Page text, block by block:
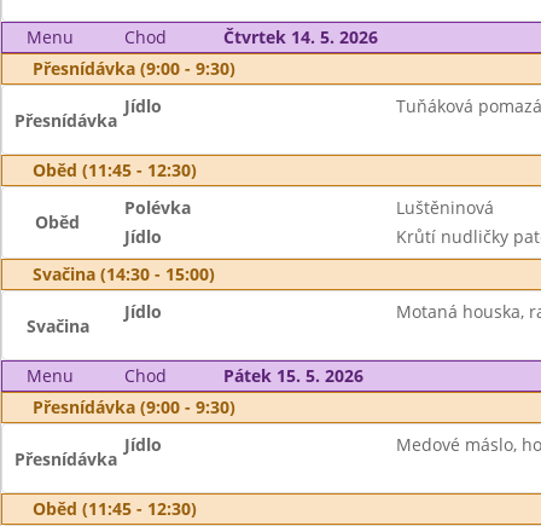
Menu Chod
Čtvrtek 14. 5. 2026
Přesnídávka (9:00 - 9:30)
Přesnídávka
Jídlo Tuňáková
Oběd (11:45 - 12:30)
Oběd
Polévka
Luštěninová
Jídlo
Krůtí nudličky
Svačina (14:30 - 15:00)
Svačina
Jídlo Motaná houska,
Menu Chod
Pátek 15. 5. 2026
Přesnídávka (9:00 - 9:30)
Přesnídávka
Jídlo Medové máslo,
Oběd (11:45 - 12:30)